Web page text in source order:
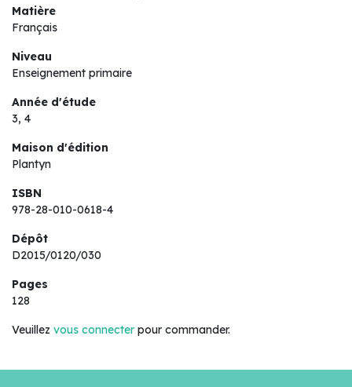
Matière
Français
Niveau
Enseignement primaire
Année d'étude
3, 4
Maison d'édition
Plantyn
ISBN
978-28-010-0618-4
Dépôt
D2015/0120/030
Pages
128
Veuillez vous connecter pour commander.